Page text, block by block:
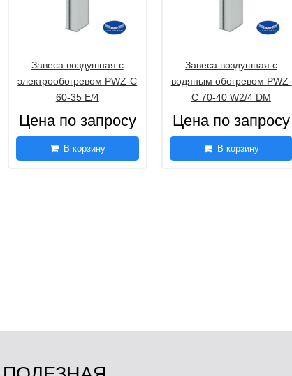
Завеса воздушная с
электрообогревом PWZ-C
60-35 E/4
Цена по запросу
В корзину
Завеса воздушная с
водяным обогревом PWZ-
C 70-40 W2/4 DM
Цена по запросу
В корзину